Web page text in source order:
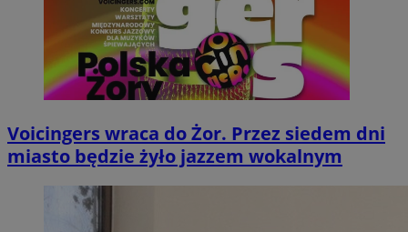
Voicingers wraca do Żor. Przez siedem dni
miasto będzie żyło jazzem wokalnym